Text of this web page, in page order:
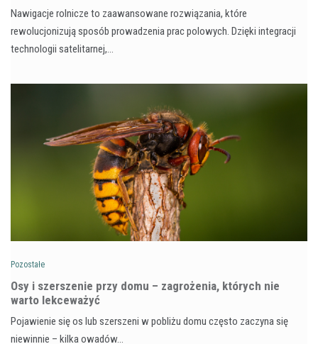
Nawigacje rolnicze to zaawansowane rozwiązania, które
rewolucjonizują sposób prowadzenia prac polowych. Dzięki integracji
technologii satelitarnej,…
Pozostałe
Osy i szerszenie przy domu – zagrożenia, których nie
warto lekceważyć
Pojawienie się os lub szerszeni w pobliżu domu często zaczyna się
niewinnie – kilka owadów…